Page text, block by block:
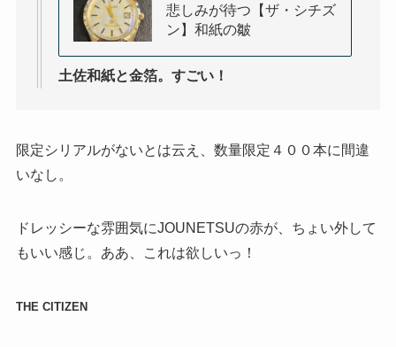
悲しみが待つ【ザ・シチズ
ン】和紙の皺
土佐和紙と金箔。すごい！
限定シリアルがないとは云え、数量限定４００本に間違
いなし。
ドレッシーな雰囲気にJOUNETSUの赤が、ちょい外して
もいい感じ。ああ、これは欲しいっ！
THE CITIZEN